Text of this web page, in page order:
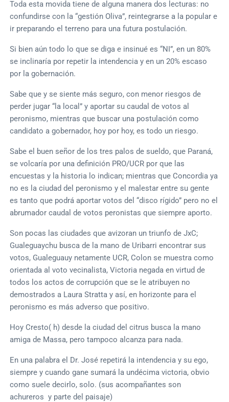
Toda esta movida tiene de alguna manera dos lecturas: no
confundirse con la “gestión Oliva”, reintegrarse a la popular e
ir preparando el terreno para una futura postulación.
Si bien aún todo lo que se diga e insinué es “NI”, en un 80%
se inclinaría por repetir la intendencia y en un 20% escaso
por la gobernación.
Sabe que y se siente más seguro, con menor riesgos de
perder jugar “la local” y aportar su caudal de votos al
peronismo, mientras que buscar una postulación como
candidato a gobernador, hoy por hoy, es todo un riesgo.
Sabe el buen señor de los tres palos de sueldo, que Paraná,
se volcaría por una definición PRO/UCR por que las
encuestas y la historia lo indican; mientras que Concordia ya
no es la ciudad del peronismo y el malestar entre su gente
es tanto que podrá aportar votos del “disco rígido” pero no el
abrumador caudal de votos peronistas que siempre aporto.
Son pocas las ciudades que avizoran un triunfo de JxC;
Gualeguaychu busca de la mano de Uribarri encontrar sus
votos, Gualeguauy netamente UCR, Colon se muestra como
orientada al voto vecinalista, Victoria negada en virtud de
todos los actos de corrupción que se le atribuyen no
demostrados a Laura Stratta y así, en horizonte para el
peronismo es más adverso que positivo.
Hoy Cresto( h) desde la ciudad del citrus busca la mano
amiga de Massa, pero tampoco alcanza para nada.
En una palabra el Dr. José repetirá la intendencia y su ego,
siempre y cuando gane sumará la undécima victoria, obvio
como suele decirlo, solo. (sus acompañantes son
achureros y parte del paisaje)